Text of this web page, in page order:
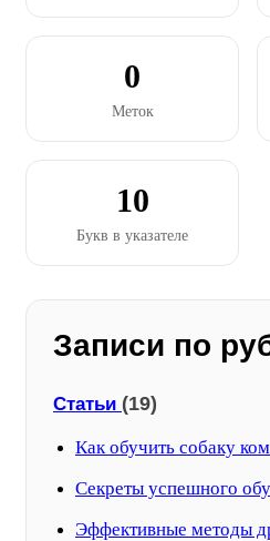
0
Меток
10
Букв в указателе
Записи по
Статьи (19)
Как обучить собаку
Секреты успешного
Эффективные методы